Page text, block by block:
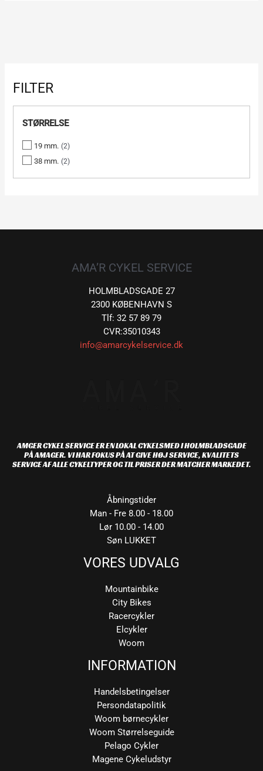
FILTER
STØRRELSE
19 mm. 2
38 mm. 2
AMA’R CYKEL SERVICE
HOLMBLADSGADE 27
2300 KØBENHAVN S
Tlf: 32 57 89 79
CVR:35010343
info@amarcykelservice.dk
AMGER CYKEL SERVICE ER EN LOKAL CYKELSMED I HOLMBLADSGADE
PÅ AMAGER. VI HAR FOKUS PÅ AT GIVE HØJ SERVICE, KVALITETS
SERVICE AF ALLE CYKELTYPER OG TIL PRISER DER MATCHER MARKEDET.
Åbningstider
Man - Fre 8.00 - 18.00
Lør 10.00 - 14.00
Søn LUKKET
VORES UDVALG
Mountainbike
City Bikes
Racercykler
Elcykler
Woom
INFORMATION
Handelsbetingelser
Persondatapolitik
Woom børnecykler
Woom Størrelseguide
Pelago Cykler
Magene Cykeludstyr